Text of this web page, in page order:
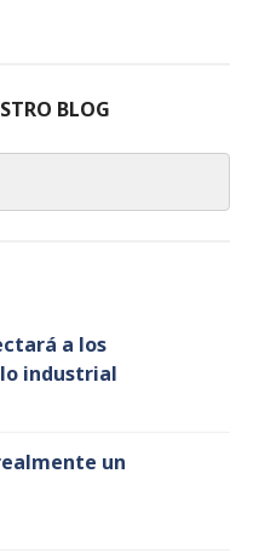
BLOG
a los
industrial
un